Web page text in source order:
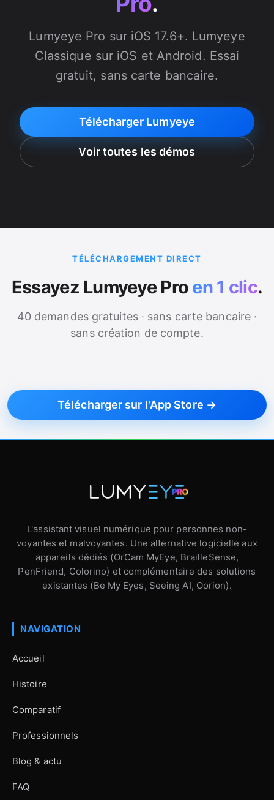
Lumyeye Pro sur iOS 17.6+. Lumyeye
Classique sur iOS et Android. Essai
gratuit, sans carte bancaire.
Télécharger Lumyeye
Voir toutes les démos
TÉLÉCHARGEMENT DIRECT
Essayez Lumyeye Pro en 1 clic.
40 demandes gratuites · sans carte bancaire ·
sans création de compte.
Télécharger sur l'App Store →
L'assistant visuel numérique pour personnes non-
voyantes et malvoyantes. Une alternative logicielle aux
appareils dédiés (OrCam MyEye, BrailleSense,
PenFriend, Colorino) et complémentaire des solutions
existantes (Be My Eyes, Seeing AI, Oorion).
NAVIGATION
Accueil
Histoire
Comparatif
Professionnels
Blog & actu
FAQ